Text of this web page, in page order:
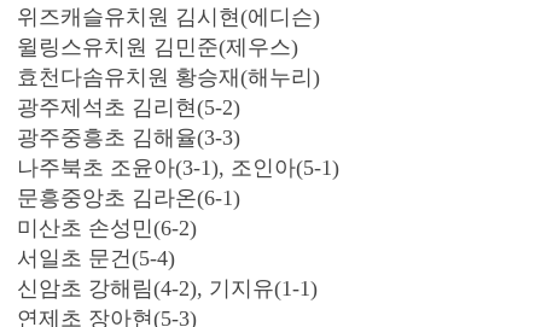
위즈캐슬유치원 김시현(에디슨)
윌링스유치원 김민준(제우스)
효천다솜유치원 황승재(해누리)
광주제석초 김리현(5-2)
광주중흥초 김해율(3-3)
나주북초 조윤아(3-1), 조인아(5-1)
문흥중앙초 김라온(6-1)
미산초 손성민(6-2)
서일초 문건(5-4)
신암초 강해림(4-2), 기지유(1-1)
연제초 장아현(5-3)